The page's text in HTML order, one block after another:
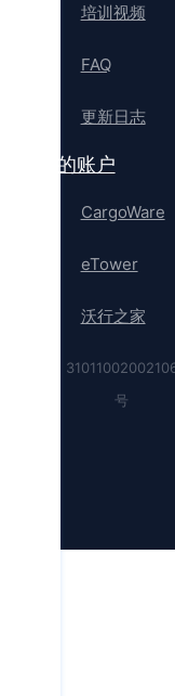
培训视频
FAQ
更新日志
我的账户
CargoWare
eTower
沃行之家
号